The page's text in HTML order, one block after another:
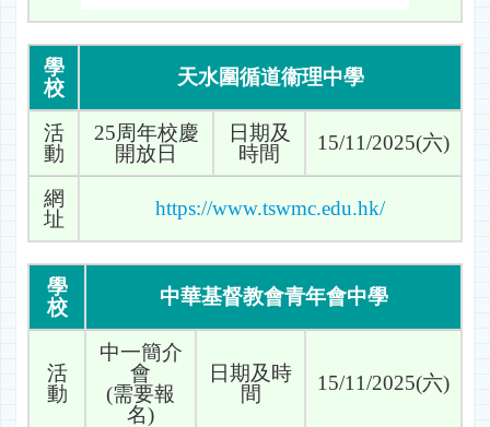
學
校
天水圍循道衞理中學
活
動
25周年校慶
開放日
日期及
時間
15/11/2025(六)
網
址
https://www.tswmc.edu.hk/
學
校
中華基督教會青年會中學
活
動
中一簡介
會
(需要報
名)
日期及時
間
15/11/2025(六)